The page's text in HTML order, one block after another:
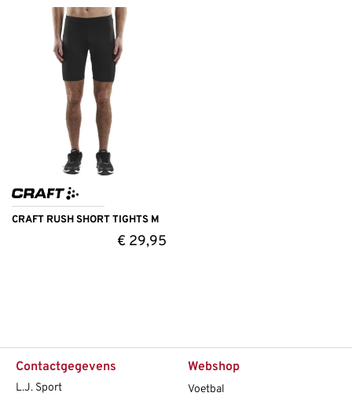
CRAFT RUSH SHORT TIGHTS M
€29,95
Contactgegevens
L.J. Sport
Webshop
Voetbal